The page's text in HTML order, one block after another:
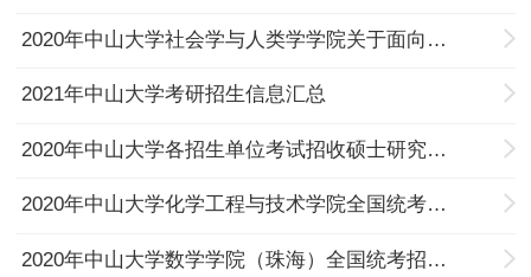
2020年中山大学社会学与人类学学院关于面向香港、澳门、台湾地区研究生招生考试的通知
2021年中山大学考研招生信息汇总
2020年中山大学各招生单位考试招收硕士研究生招生计划
2020年中山大学化学工程与技术学院全国统考招收硕士研究生招生工作通知
2020年中山大学数学学院（珠海）全国统考招收硕士研究生招生公告